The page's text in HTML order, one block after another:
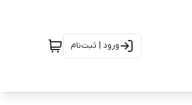
ورود | ثبت‌نام